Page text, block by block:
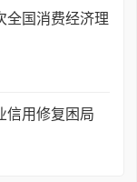
全国消费经济理
信用修复困局